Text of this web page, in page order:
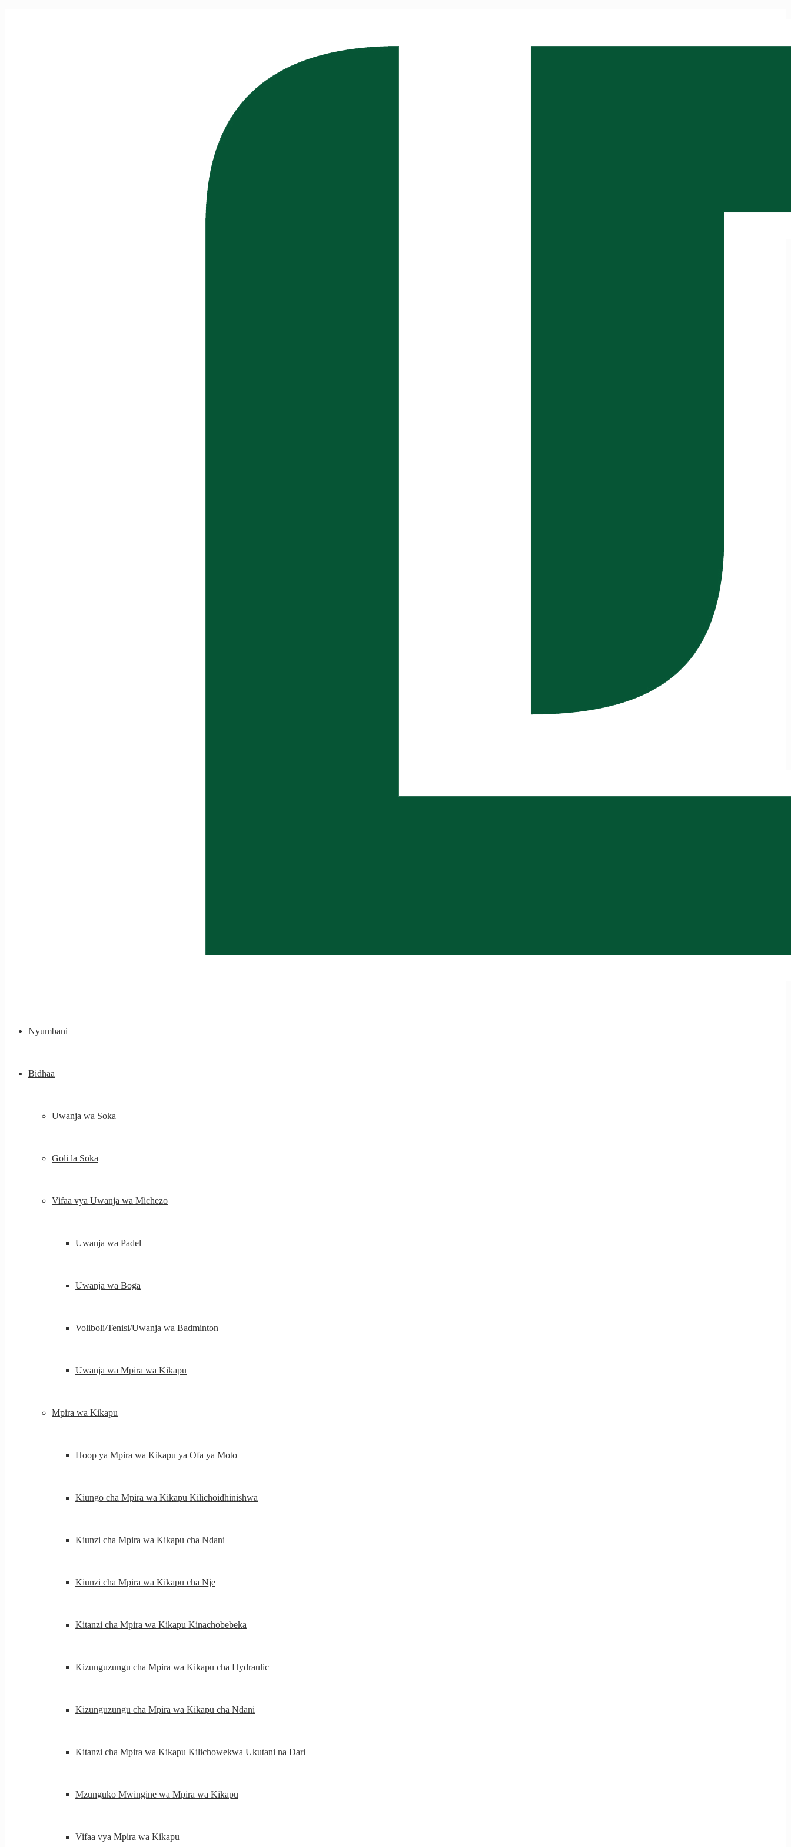
Nyumbani
Bidhaa
Uwanja wa Soka
Goli la Soka
Vifaa vya Uwanja wa Michezo
Uwanja wa Padel
Uwanja wa Boga
Voliboli/Tenisi/Uwanja wa Badminton
Uwanja wa Mpira wa Kikapu
Mpira wa Kikapu
Hoop ya Mpira wa Kikapu ya Ofa ya Moto
Kiungo cha Mpira wa Kikapu Kilichoidhinishwa
Kiunzi cha Mpira wa Kikapu cha Ndani
Kiunzi cha Mpira wa Kikapu cha Nje
Kitanzi cha Mpira wa Kikapu Kinachobebeka
Kizunguzungu cha Mpira wa Kikapu cha Hydraulic
Kizunguzungu cha Mpira wa Kikapu cha Ndani
Kitanzi cha Mpira wa Kikapu Kilichowekwa Ukutani na Dari
Mzunguko Mwingine wa Mpira wa Kikapu
Vifaa vya Mpira wa Kikapu